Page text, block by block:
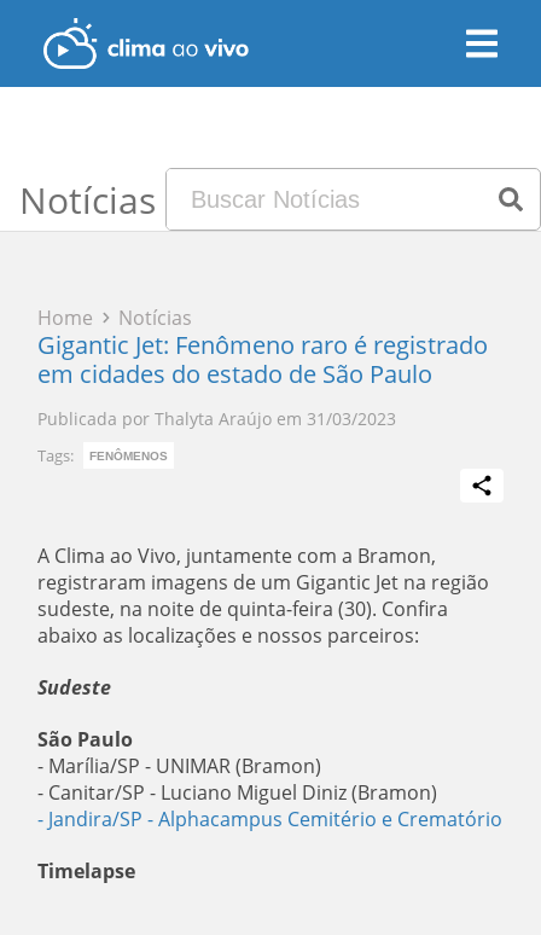
Notícias
Home Notícias
Gigantic Jet: Fenômeno raro é registrado
em cidades do estado de São Paulo
Publicada por Thalyta Araújo em 31/03/2023
Tags: FENÔMENOS
A Clima ao Vivo, juntamente com a Bramon,
registraram imagens de um Gigantic Jet na região
sudeste, na noite de quinta-feira (30). Confira
abaixo as localizações e nossos parceiros:
Sudeste
São Paulo
- Marília/SP - UNIMAR (Bramon)
- Canitar/SP - Luciano Miguel Diniz (Bramon)
- Jandira/SP - Alphacampus Cemitério e Crematório
Timelapse